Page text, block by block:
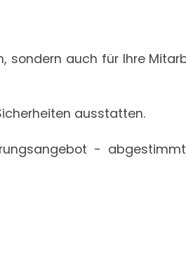
sondern auch für Ihre
ausstatten.
-